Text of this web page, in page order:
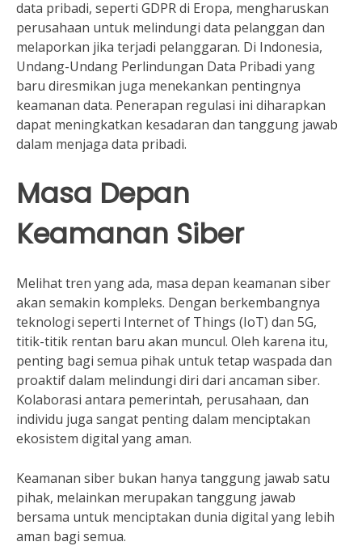
data pribadi, seperti GDPR di Eropa, mengharuskan
perusahaan untuk melindungi data pelanggan dan
melaporkan jika terjadi pelanggaran. Di Indonesia,
Undang-Undang Perlindungan Data Pribadi yang
baru diresmikan juga menekankan pentingnya
keamanan data. Penerapan regulasi ini diharapkan
dapat meningkatkan kesadaran dan tanggung jawab
dalam menjaga data pribadi.
Masa Depan
Keamanan Siber
Melihat tren yang ada, masa depan keamanan siber
akan semakin kompleks. Dengan berkembangnya
teknologi seperti Internet of Things (IoT) dan 5G,
titik-titik rentan baru akan muncul. Oleh karena itu,
penting bagi semua pihak untuk tetap waspada dan
proaktif dalam melindungi diri dari ancaman siber.
Kolaborasi antara pemerintah, perusahaan, dan
individu juga sangat penting dalam menciptakan
ekosistem digital yang aman.
Keamanan siber bukan hanya tanggung jawab satu
pihak, melainkan merupakan tanggung jawab
bersama untuk menciptakan dunia digital yang lebih
aman bagi semua.